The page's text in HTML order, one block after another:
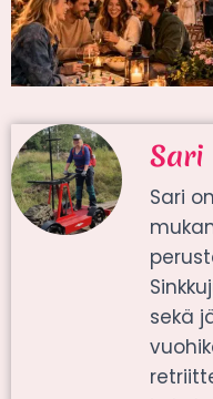
Sari
Sari
sekä